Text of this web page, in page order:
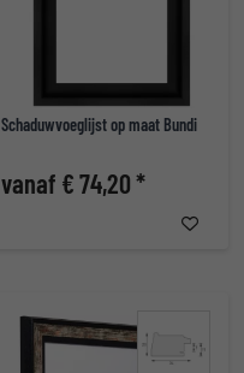
Schaduwvoeglijst op maat Bundi
vanaf € 74,20 *